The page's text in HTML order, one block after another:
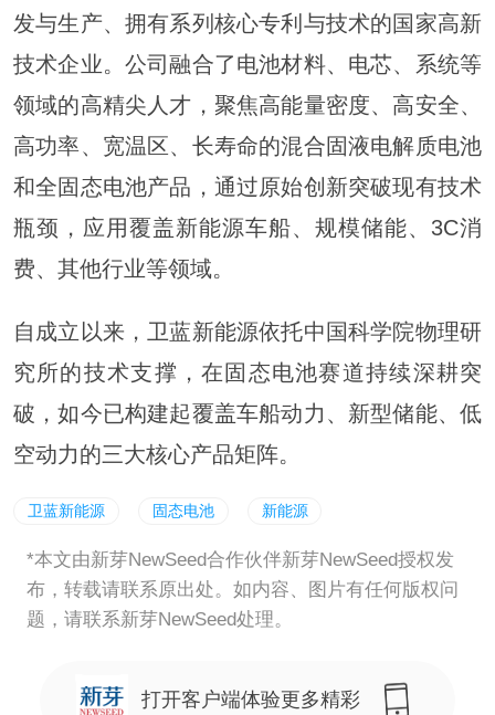
发与生产、拥有系列核心专利与技术的国家高新
技术企业。公司融合了电池材料、电芯、系统等
领域的高精尖人才，聚焦高能量密度、高安全、
高功率、宽温区、长寿命的混合固液电解质电池
和全固态电池产品，通过原始创新突破现有技术
瓶颈，应用覆盖新能源车船、规模储能、3C消
费、其他行业等领域。
自成立以来，卫蓝新能源依托中国科学院物理研
究所的技术支撑，在固态电池赛道持续深耕突
破，如今已构建起覆盖车船动力、新型储能、低
空动力的三大核心产品矩阵。
卫蓝新能源 固态电池 新能源
*本文由新芽NewSeed合作伙伴新芽NewSeed授权发
布，转载请联系原出处。如内容、图片有任何版权问
题，请联系新芽NewSeed处理。
打开客户端体验更多精彩